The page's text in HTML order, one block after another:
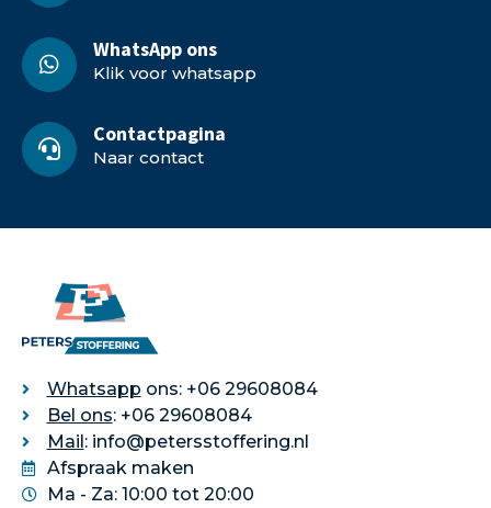
WhatsApp ons
Klik voor whatsapp
Contactpagina
Naar contact
Whatsapp ons: +06 29608084
Bel ons: +06 29608084
Mail: info@petersstoffering.nl
Afspraak maken
Ma - Za: 10:00 tot 20:00